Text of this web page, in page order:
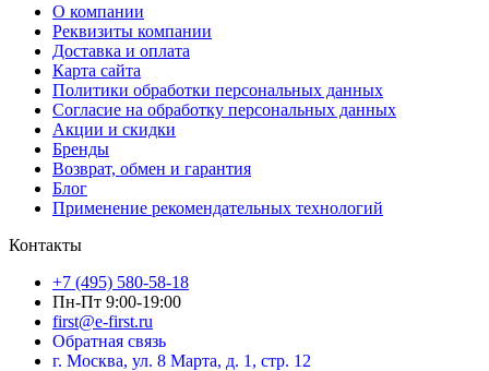
О компании
Реквизиты компании
Доставка и оплата
Карта сайта
Политики обработки персональных данных
Согласие на обработку персональных данных
Акции и скидки
Бренды
Возврат, обмен и гарантия
Блог
Применение рекомендательных технологий
Контакты
+7 (495) 580-58-18
Пн-Пт 9:00-19:00
first@e-first.ru
Обратная связь
г. Москва, ул. 8 Марта, д. 1, стр. 12